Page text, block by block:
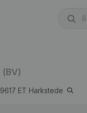
(BV)
9617 ET Harkstede